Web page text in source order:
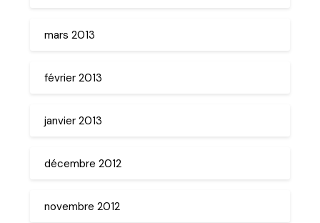
mars 2013
février 2013
janvier 2013
décembre 2012
novembre 2012